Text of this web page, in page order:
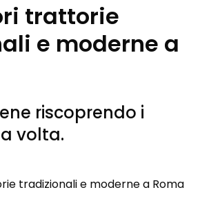
trattorie
e moderne a
riscoprendo i
volta.